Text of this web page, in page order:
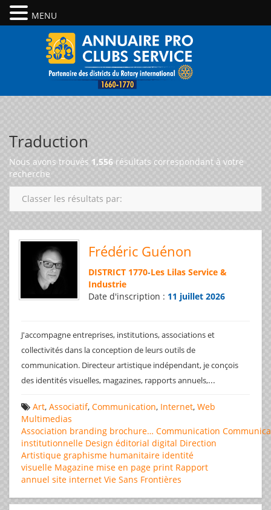
Traduction
Nous avons trouvés 1,556 résultats correspondant à votre
recherche
Classer les résultats par:
Frédéric Guénon
DISTRICT 1770-Les Lilas Service &
Industrie
Date d'inscription : 11 juillet 2026
J'accompagne entreprises, institutions, associations et
collectivités dans la conception de leurs outils de
communication. Directeur artistique indépendant, je conçois
des identités visuelles, magazines, rapports annuels,...
Art, Associatif, Communication, Internet, Web
Multimedias
Association branding brochure… Communication
institutionnelle Design éditorial digital Direction
Artistique graphisme humanitaire identité
visuelle Magazine mise en page print Rapport
annuel site internet Vie Sans Frontières
MENU